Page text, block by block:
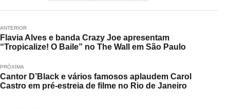
ANTERIOR
Flavia Alves e banda Crazy Joe apresentam
“Tropicalize! O Baile” no The Wall em São Paulo
PRÓXIMA
Cantor D’Black e vários famosos aplaudem Carol
Castro em pré-estreia de filme no Rio de Janeiro